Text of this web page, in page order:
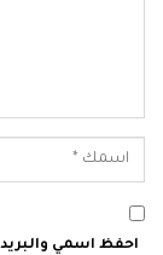
احفظ اسمي